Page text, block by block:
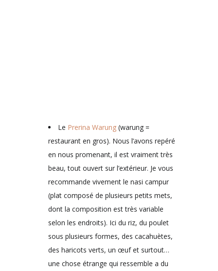
Le Prerina Warung (warung =
restaurant en gros). Nous l’avons repéré
en nous promenant, il est vraiment très
beau, tout ouvert sur l’extérieur. Je vous
recommande vivement le nasi campur
(plat composé de plusieurs petits mets,
dont la composition est très variable
selon les endroits). Ici du riz, du poulet
sous plusieurs formes, des cacahuètes,
des haricots verts, un œuf et surtout…
une chose étrange qui ressemble a du